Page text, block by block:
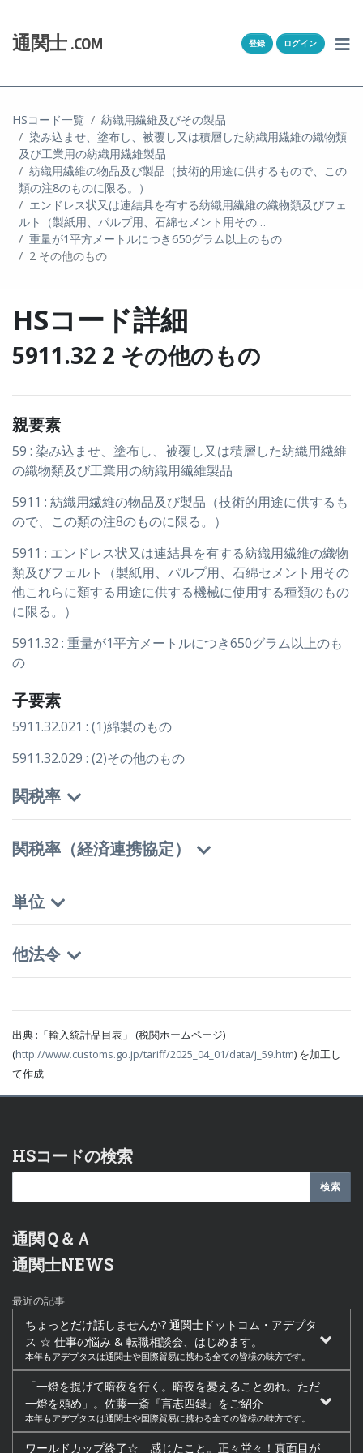
通関士 .COM 登録 ログイン
HSコード一覧
紡織用繊維及びその製品
染み込ませ、塗布し、被覆し又は積層した紡織用繊維の織物類
及び工業用の紡織用繊維製品
紡織用繊維の物品及び製品（技術的用途に供するもので、この
類の注8のものに限る。）
エンドレス状又は連結具を有する紡織用繊維の織物類及びフェ
ルト（製紙用、パルプ用、石綿セメント用その…
重量が1平方メートルにつき650グラム以上のもの
2 その他のもの
HSコード詳細
5911.32 2 その他のもの
親要素
59 : 染み込ませ、塗布し、被覆し又は積層した紡織用繊維
の織物類及び工業用の紡織用繊維製品
5911 : 紡織用繊維の物品及び製品（技術的用途に供するも
ので、この類の注8のものに限る。）
5911 : エンドレス状又は連結具を有する紡織用繊維の織物
類及びフェルト（製紙用、パルプ用、石綿セメント用その
他これらに類する用途に供する機械に使用する種類のもの
に限る。）
5911.32 : 重量が1平方メートルにつき650グラム以上のも
の
子要素
5911.32.021 : (1)綿製のもの
5911.32.029 : (2)その他のもの
関税率
関税率（経済連携協定）
単位
他法令
出典 :「輸入統計品目表」 (税関ホームページ)
(http://www.customs.go.jp/tariff/2025_04_01/data/j_59.htm) を加工し
て作成
HSコードの検索
通関Ｑ＆Ａ
通関士NEWS
最近の記事
ちょっとだけ話しませんか? 通関士ドットコム・アデプタ
ス ☆ 仕事の悩み & 転職相談会、はじめます。
本年もアデプタスは通関士や国際貿易に携わる全ての皆様の味方です。
「一燈を提げて暗夜を行く。暗夜を憂えること勿れ。ただ
一燈を頼め」。佐藤一斎『言志四録』をご紹介
本年もアデプタスは通関士や国際貿易に携わる全ての皆様の味方です。
ワールドカップ終了☆ 感じたこと。正々堂々！真面目が
通関Ｑ＆Ａ
通関士NEWS
HSコード
ログイン